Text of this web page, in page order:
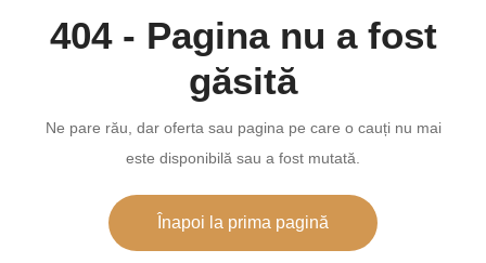
404 - Pagina nu a fost
găsită
Ne pare rău, dar oferta sau pagina pe care o cauți nu mai
este disponibilă sau a fost mutată.
Înapoi la prima pagină